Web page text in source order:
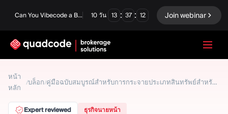
Can You Vibecode a Brokerage Platform? 10 วัน 13 : 37 : 11 Join webinar
หน้า
หลัก
/
บล็อก / คู่มือฉบับสมบูรณ์สำหรับการกระจายประเภทสินทรัพย์สำหรับนายหน้าซื้อขายหลักทรัพย์
Expert reviewed ธุรกิจนายหน้า